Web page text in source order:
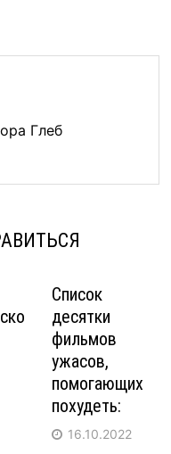
Глеб
Список
десятки
фильмов
ужасов,
помогающих
похудеть:
16.10.2022